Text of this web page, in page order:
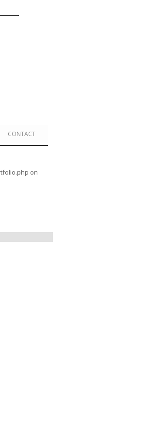
CONTACT
on